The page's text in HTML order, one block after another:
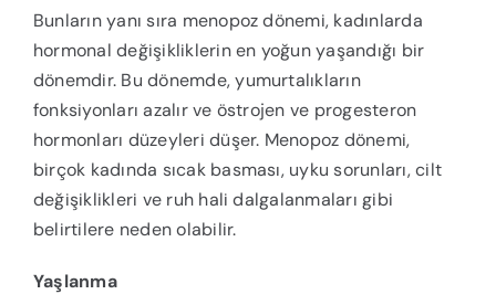
Bunların yanı sıra menopoz dönemi, kadınlarda
hormonal değişikliklerin en yoğun yaşandığı bir
dönemdir. Bu dönemde, yumurtalıkların
fonksiyonları azalır ve östrojen ve progesteron
hormonları düzeyleri düşer. Menopoz dönemi,
birçok kadında sıcak basması, uyku sorunları, cilt
değişiklikleri ve ruh hali dalgalanmaları gibi
belirtilere neden olabilir.
Yaşlanma